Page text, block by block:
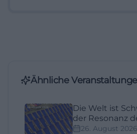
Ähnliche
Die Welt ist
der Resonanz
26. August 2026